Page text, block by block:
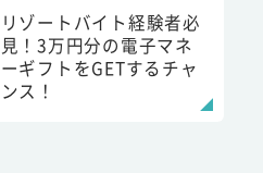
リゾートバイト経験者必
見！3万円分の電子マネ
ーギフトをGETするチャ
ンス！